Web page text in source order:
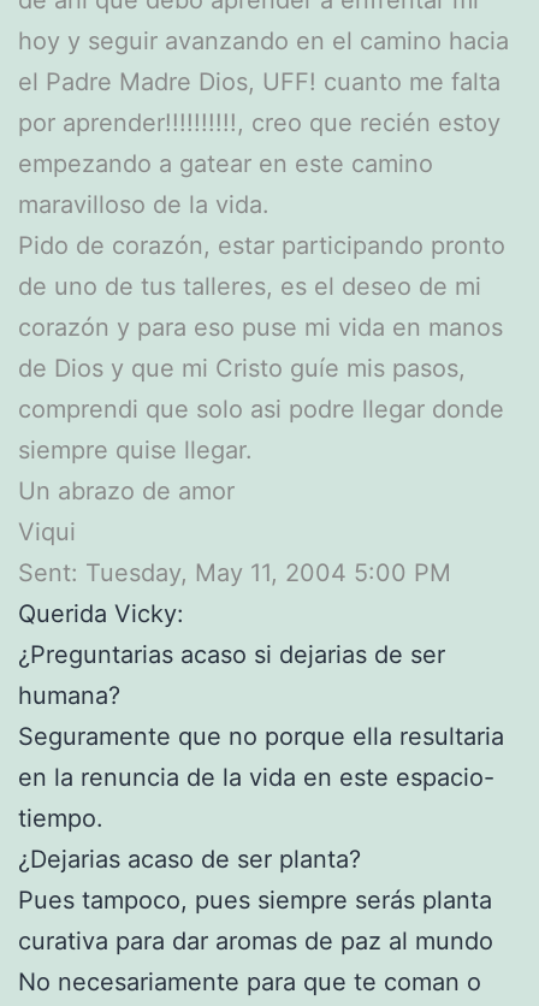
hoy y seguir avanzando en el camino hacia
el Padre Madre Dios, UFF! cuanto me falta
por aprender!!!!!!!!!!, creo que recién estoy
empezando a gatear en este camino
maravilloso de la vida.
Pido de corazón, estar participando pronto
de uno de tus talleres, es el deseo de mi
corazón y para eso puse mi vida en manos
de Dios y que mi Cristo guíe mis pasos,
comprendi que solo asi podre llegar donde
siempre quise llegar.
Un abrazo de amor
Viqui
Sent: Tuesday, May 11, 2004 5:00 PM
Querida Vicky:
¿Preguntarias acaso si dejarias de ser
humana?
Seguramente que no porque ella resultaria
en la renuncia de la vida en este espacio-
tiempo.
¿Dejarias acaso de ser planta?
Pues tampoco, pues siempre serás planta
curativa para dar aromas de paz al mundo
No necesariamente para que te coman o